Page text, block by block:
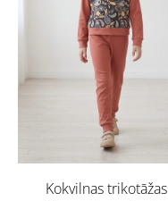
Kokvilnas trikotāžas